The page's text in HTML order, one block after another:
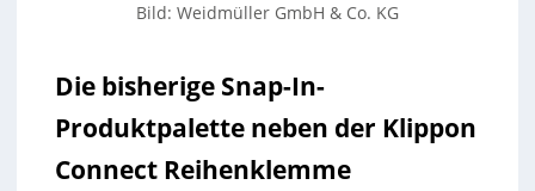
Bild: Weidmüller GmbH & Co. KG
Die bisherige Snap-In-
Produktpalette neben der Klippon
Connect Reihenklemme